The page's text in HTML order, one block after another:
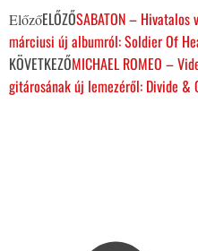
ElőzőELŐZŐSABATON –
márciusi új albumról: Soldier Of
KÖVETKEZŐMICHAEL ROMEO –
gitárosának új lemezéről: Divide &